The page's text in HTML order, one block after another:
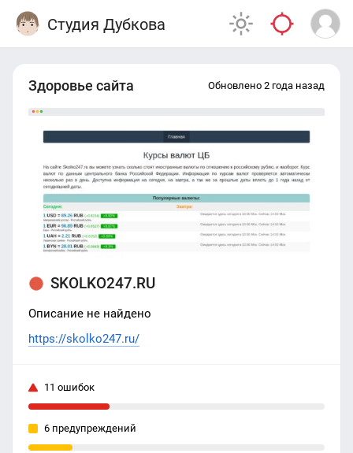
Студия Дубкова
Здоровье сайта Обновлено 2 года назад
SKOLKO247.RU
Описание не найдено
https://skolko247.ru/
11 ошибок
6 предупреждений